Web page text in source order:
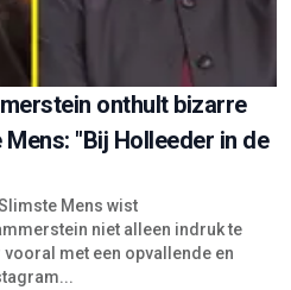
onthult bizarre
"Bij Holleeder in de
Mens wist
niet alleen indruk te
met een opvallende en